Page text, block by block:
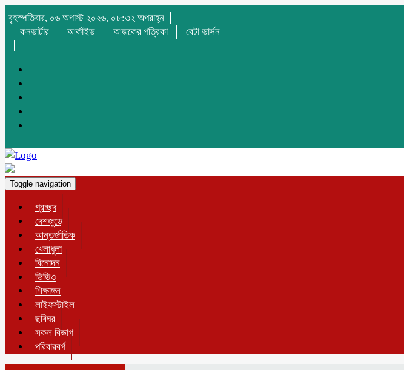
বৃহস্পতিবার, ০৬ অগাস্ট ২০২৬, ০৮:৩২ অপরাহ্ন
কনভার্টার
আর্কাইভ আজকের পত্রিকা বেটা ভার্সন
Toggle navigation
প্রচ্ছদ
দেশজুড়ে
আন্তর্জাতিক
খেলাধুলা
বিনোদন
ভিডিও
শিক্ষাঙ্গন
লাইফস্টাইল
ছবিঘর
সকল বিভাগ
পরিবারবর্গ